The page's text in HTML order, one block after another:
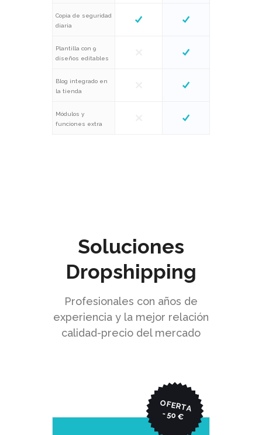
Copia de seguridad
diaria
Plantilla con 9
diseños editables
Blog integrado en
la tienda
Módulos y
funciones extra
Soluciones
Dropshipping
Profesionales con años de
experiencia y la mejor relación
calidad-precio del mercado
O
FERTA
- 50 €